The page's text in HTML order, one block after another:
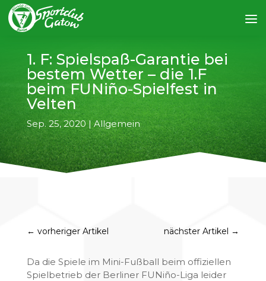
1. F: Spielspaß-Garantie bei
bestem Wetter – die 1.F
beim FUNiño-Spielfest in
Velten
Sep. 25, 2020|Allgemein
← vorheriger Artikel nächster Artikel →
Da die Spiele im Mini-Fußball beim offiziellen
Spielbetrieb der Berliner FUNiño-Liga leider